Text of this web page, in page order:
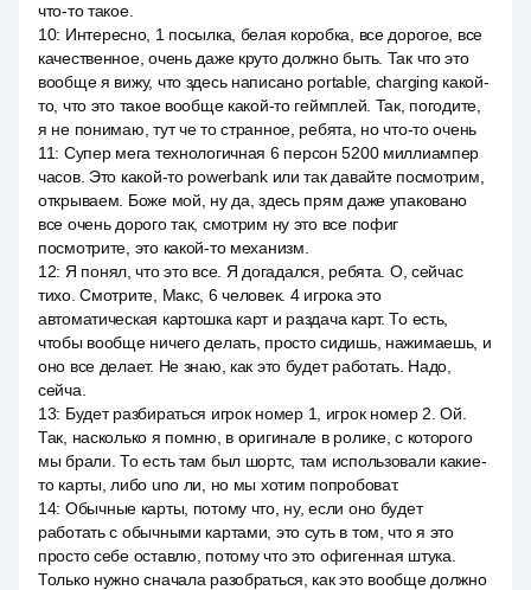
что-то такое.
10: Интересно, 1 посылка, белая коробка, все дорогое, все
качественное, очень даже круто должно быть. Так что это
вообще я вижу, что здесь написано portable, charging какой-
то, что это такое вообще какой-то геймплей. Так, погодите,
я не понимаю, тут че то странное, ребята, но что-то очень
11: Супер мега технологичная 6 персон 5200 миллиампер
часов. Это какой-то powerbank или так давайте посмотрим,
открываем. Боже мой, ну да, здесь прям даже упаковано
все очень дорого так, смотрим ну это все пофиг
посмотрите, это какой-то механизм.
12: Я понял, что это все. Я догадался, ребята. О, сейчас
тихо. Смотрите, Макс, 6 человек. 4 игрока это
автоматическая картошка карт и раздача карт. То есть,
чтобы вообще ничего делать, просто сидишь, нажимаешь, и
оно все делает. Не знаю, как это будет работать. Надо,
сейча.
13: Будет разбираться игрок номер 1, игрок номер 2. Ой.
Так, насколько я помню, в оригинале в ролике, с которого
мы брали. То есть там был шортс, там использовали какие-
то карты, либо uno ли, но мы хотим попробоват.
14: Обычные карты, потому что, ну, если оно будет
работать с обычными картами, это суть в том, что я это
просто себе оставлю, потому что это офигенная штука.
Только нужно сначала разобраться, как это вообще должно